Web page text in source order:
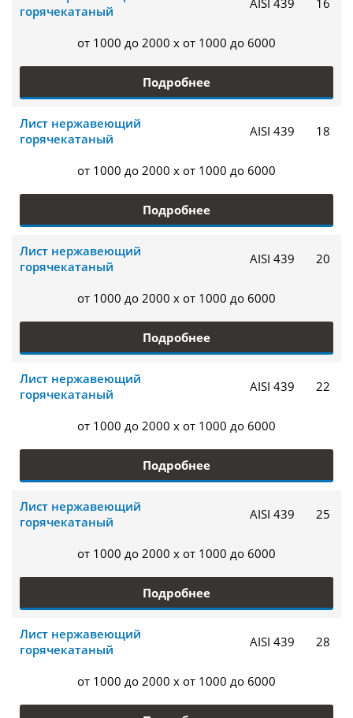
горячекатаный
AISI 439 16
от 1000 до 2000 x от 1000 до 6000
Подробнее
Лист нержавеющий
горячекатаный
AISI 439 18
от 1000 до 2000 x от 1000 до 6000
Подробнее
Лист нержавеющий
горячекатаный
AISI 439 20
от 1000 до 2000 x от 1000 до 6000
Подробнее
Лист нержавеющий
горячекатаный
AISI 439 22
от 1000 до 2000 x от 1000 до 6000
Подробнее
Лист нержавеющий
горячекатаный
AISI 439 25
от 1000 до 2000 x от 1000 до 6000
Подробнее
Лист нержавеющий
горячекатаный
AISI 439 28
от 1000 до 2000 x от 1000 до 6000